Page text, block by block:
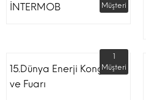
İNTERMOB
Müşteri
15.Dünya Enerji Kongresi
ve Fuarı
1
Müşteri